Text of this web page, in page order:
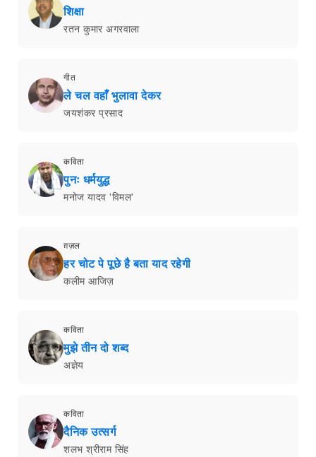
शिक्षा
रतन कुमार अगरवाला
गीत
ले चल वहाँ भुलावा देकर
जयशंकर प्रसाद
कविता
पुनः धर्मयुद्ध
मनोज यादव 'विमल'
ग़ज़ल
हर चोट पे पूछे है बता याद रहेगी
कलीम आजिज़
कविता
मुझे तीन दो शब्द
अज्ञेय
कविता
दैनिक उत्सर्ग
शलभ श्रीराम सिंह